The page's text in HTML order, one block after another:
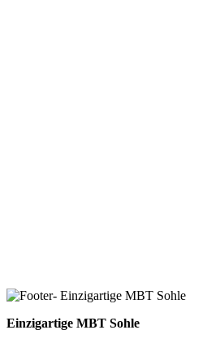
Einzigartige MBT Sohle